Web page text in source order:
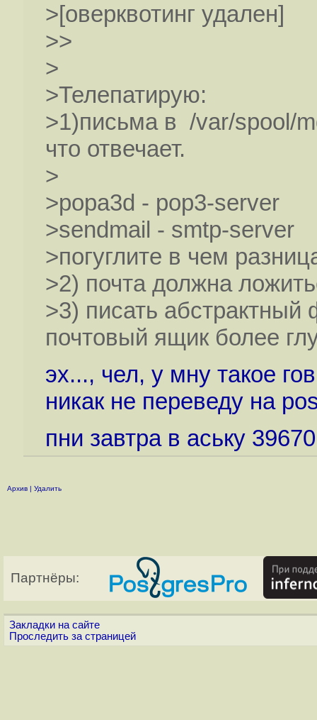
>[оверквотинг удален]
>>
>
>Телепатирую:
>1)письма в /var/spool/
что отвечает.
>
>popa3d - pop3-server
>sendmail - smtp-server
>погуглите в чем
>2) почта должна
>3) писать
почтовый ящик более
эх..., чел, у мну такое
никак не переведу на
пни завтра в аську
Архив | Удалить
Партнёры:
Закладки на сайте
Проследить за страницей